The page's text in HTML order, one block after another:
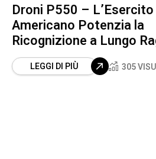
Droni P550 – L’Esercito
Americano Potenzia la
Ricognizione a Lungo
LEGGI DI PIÙ 305